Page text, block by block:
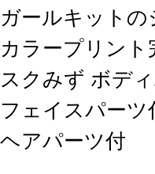
ガールキット
カラープリン
スクみず ボデ
フェイスパーツ
ヘアパーツ付